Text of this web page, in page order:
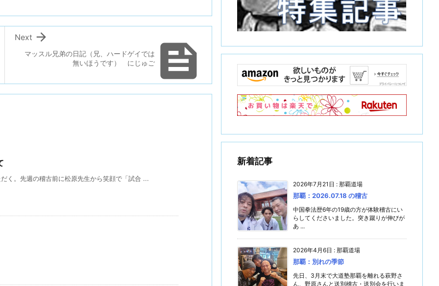

マッスル兄弟の日記（兄、ハードゲイでは
無いほうです） にじゅご

Next
く。先週の稽古前に松原先生から笑顔で「試合 ...
新着記事
2026年7月21日 : 那覇道場
那覇：2026.07.18 の稽古
中国拳法歴6年の19歳の方が体験稽古にい
らしてくださいました。突き蹴りが伸びが
あ ...
2026年4月6日 : 那覇道場
那覇：別れの季節
先日、3月末で大道塾那覇を離れる萩野さ
ん、野原さんと送別稽古・送別会を行いま